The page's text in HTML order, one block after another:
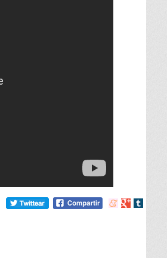
Compartir
Compartir
Compartir